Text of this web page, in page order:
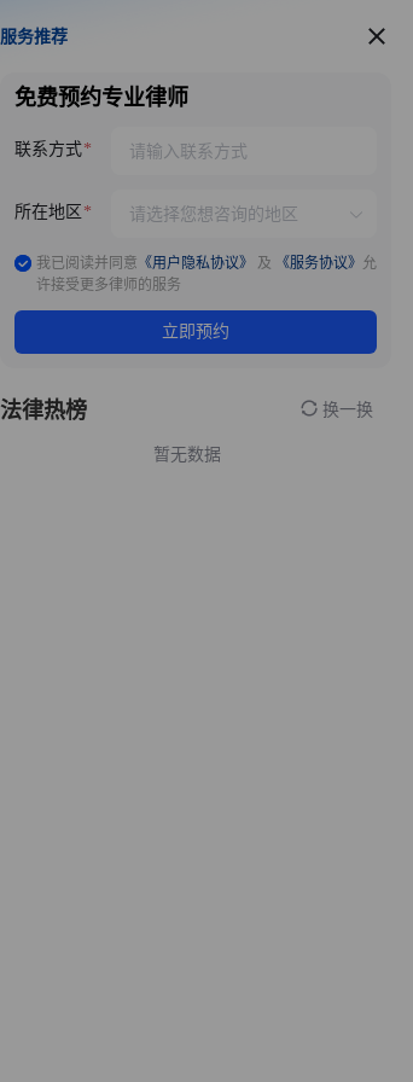
服务推荐
服务推荐
免费预约专业律师
联系方式
所在地区
我已阅读并同意 《用户隐私协议》 及 《服务协议》 允
许接受更多律师的服务
立即预约
法律热榜 换一换
暂无数据